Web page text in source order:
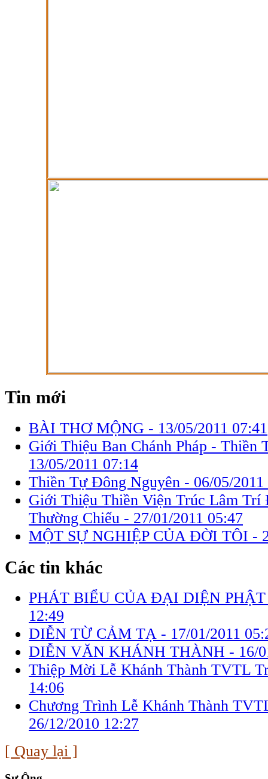
Tin mới
BÀI THƠ MỘNG - 13/05/2011 07:41
Giới Thiệu Ban Chánh Pháp - Thiền
13/05/2011 07:14
Thiền Tự Đông Nguyên - 06/05/
Giới Thiệu Thiền Viện Trúc Lâm Trí
Thường Chiếu - 27/01/2011 05:47
MỘT SỰ NGHIỆP CỦA ĐỜI TÔI -
Các tin khác
PHÁT BIỂU CỦA ĐẠI DIỆN
12:49
DIỄN TỪ CẢM TẠ - 17/01/2011
DIỄN VĂN KHÁNH THÀNH - 16/
Thiệp Mời Lễ Khánh Thành TVTL
14:06
Chương Trình Lễ Khánh Thành
26/12/2010 12:27
[ Quay lại ]